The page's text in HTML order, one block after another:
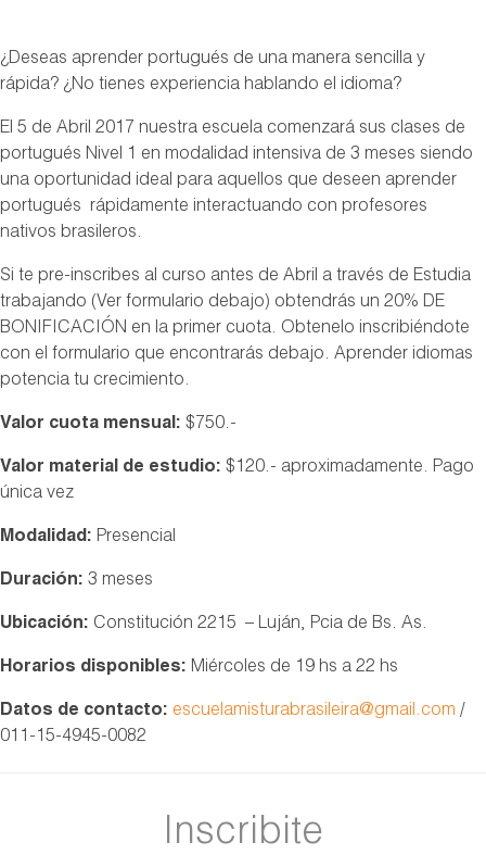
¿Deseas aprender portugués de una manera sencilla y
rápida? ¿No tienes experiencia hablando el idioma?
El 5 de Abril 2017 nuestra escuela comenzará sus clases de
portugués Nivel 1 en modalidad intensiva de 3 meses siendo
una oportunidad ideal para aquellos que deseen aprender
portugués rápidamente interactuando con profesores
nativos brasileros.
Si te pre-inscribes al curso antes de Abril a través de Estudia
trabajando (Ver formulario debajo) obtendrás un 20% DE
BONIFICACIÓN en la primer cuota. Obtenelo inscribiéndote
con el formulario que encontrarás debajo. Aprender idiomas
potencia tu crecimiento.
Valor cuota mensual: $750.-
Valor material de estudio: $120.- aproximadamente. Pago
única vez
Modalidad: Presencial
Duración: 3 meses
Ubicación: Constitución 2215 – Luján, Pcia de Bs. As.
Horarios disponibles: Miércoles de 19 hs a 22 hs
Datos de contacto: escuelamisturabrasileira@gmail.com /
011-15-4945-0082
Inscribite